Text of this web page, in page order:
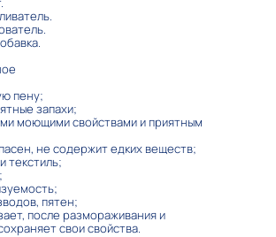
пену;
запахи;
моющими свойствами и приятным
не содержит едких веществ;
текстиль;
пятен;
после размораживания и
свои свойства.